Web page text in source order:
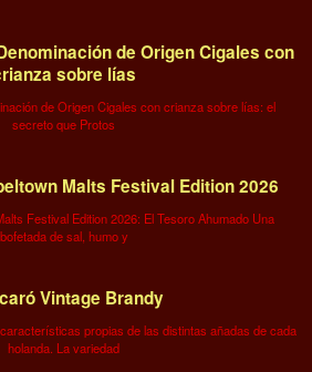
de Origen Cigales con
sobre lías
de Origen Cigales con crianza sobre lías: el
secreto que Protos
Malts Festival Edition 2026
Festival Edition 2026: El Tesoro Ahumado Una
bofetada de sal, humo y
Vintage Brandy
propias de las distintas añadas de cada
holanda. La variedad